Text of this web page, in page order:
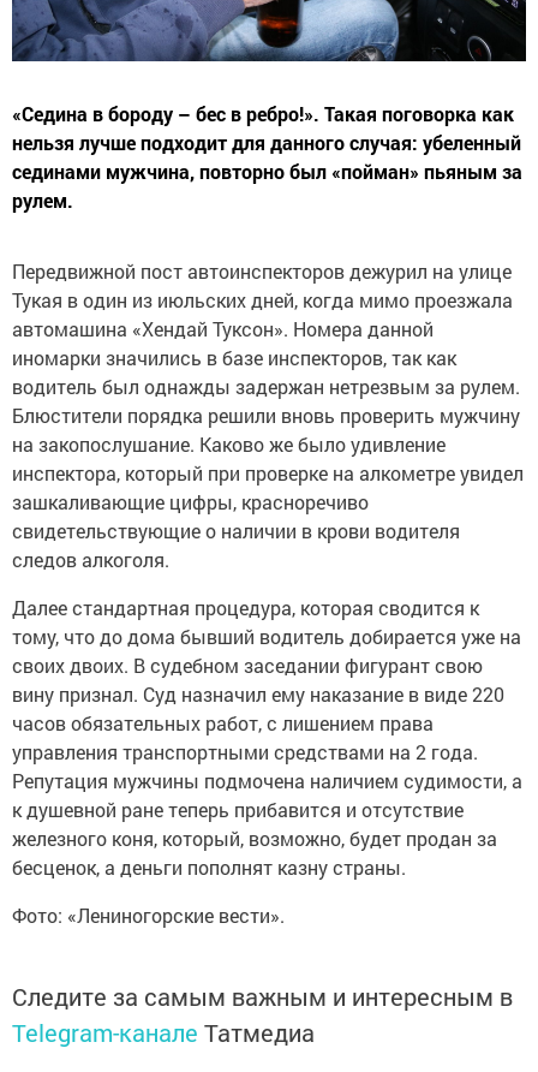
«Седина в бороду – бес в ребро!». Такая поговорка как
нельзя лучше подходит для данного случая: убеленный
сединами мужчина, повторно был «пойман» пьяным за
рулем.
Передвижной пост автоинспекторов дежурил на улице
Тукая в один из июльских дней, когда мимо проезжала
автомашина «Хендай Туксон». Номера данной
иномарки значились в базе инспекторов, так как
водитель был однажды задержан нетрезвым за рулем.
Блюстители порядка решили вновь проверить мужчину
на закопослушание. Каково же было удивление
инспектора, который при проверке на алкометре увидел
зашкаливающие цифры, красноречиво
свидетельствующие о наличии в крови водителя
следов алкоголя.
Далее стандартная процедура, которая сводится к
тому, что до дома бывший водитель добирается уже на
своих двоих. В судебном заседании фигурант свою
вину признал. Суд назначил ему наказание в виде 220
часов обязательных работ, с лишением права
управления транспортными средствами на 2 года.
Репутация мужчины подмочена наличием судимости, а
к душевной ране теперь прибавится и отсутствие
железного коня, который, возможно, будет продан за
бесценок, а деньги пополнят казну страны.
Фото: «Лениногорские вести».
Следите за самым важным и интересным в
Telegram-канале Татмедиа